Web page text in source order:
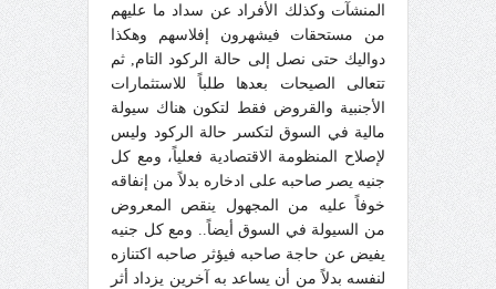
المنشآت وكذلك الأفراد عن سداد ما عليهم
من مستحقات فيشهرون إفلاسهم وهكذا
دواليك حتى نصل إلى حالة الركود التام, ثم
تتعالى الصيحات بعدها طلباً للاستثمارات
الأجنبية والقروض فقط لتكون هناك سيولة
مالية في السوق لتكسر حالة الركود وليس
لإصلاح المنظومة الاقتصادية فعلياً، ومع كل
جنيه يصر صاحبه على ادخاره بدلاً من إنفاقه
خوفاً عليه من المجهول ينقص المعروض
من السيولة في السوق أيضاً.. ومع كل جنيه
يفيض عن حاجة صاحبه فيؤثر صاحبه اكتنازه
لنفسه بدلاً من أن يساعد به آخرين يزداد أثر